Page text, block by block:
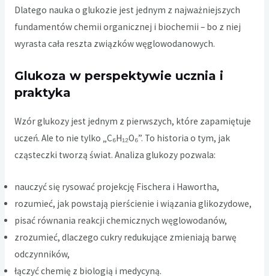
Dlatego nauka o glukozie jest jednym z najważniejszych
fundamentów chemii organicznej i biochemii – bo z niej
wyrasta cała reszta związków węglowodanowych.
Glukoza w perspektywie ucznia i
praktyka
Wzór glukozy jest jednym z pierwszych, które zapamiętuje
uczeń. Ale to nie tylko „C₆H₁₂O₆”. To historia o tym, jak
cząsteczki tworzą świat. Analiza glukozy pozwala:
nauczyć się rysować projekcję Fischera i Hawortha,
rozumieć, jak powstają pierścienie i wiązania glikozydowe,
pisać równania reakcji chemicznych węglowodanów,
zrozumieć, dlaczego cukry redukujące zmieniają barwę
odczynników,
łączyć chemię z biologią i medycyną.